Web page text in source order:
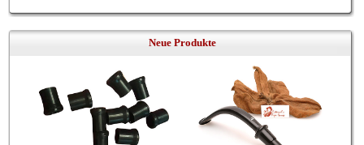
Neue Produkte